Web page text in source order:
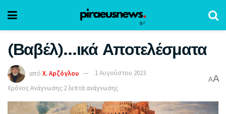
(Βαβέλ)…ικά Αποτελέσματα
από Χ. Αρζόγλου
1 Αυγούστου 2023
Χρόνος Ανάγνωσης:2 λεπτά ανάγνωσης
AA